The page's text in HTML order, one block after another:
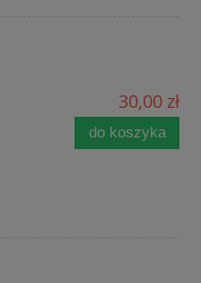
30,00 zł
do koszyka